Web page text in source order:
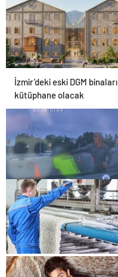
İzmir’deki eski DGM binaları
kütüphane olacak
Polise bıçakla saldıran
şüpheli ayağından
vurularak yakalandı
Antibakteriyel Halı Yıkama